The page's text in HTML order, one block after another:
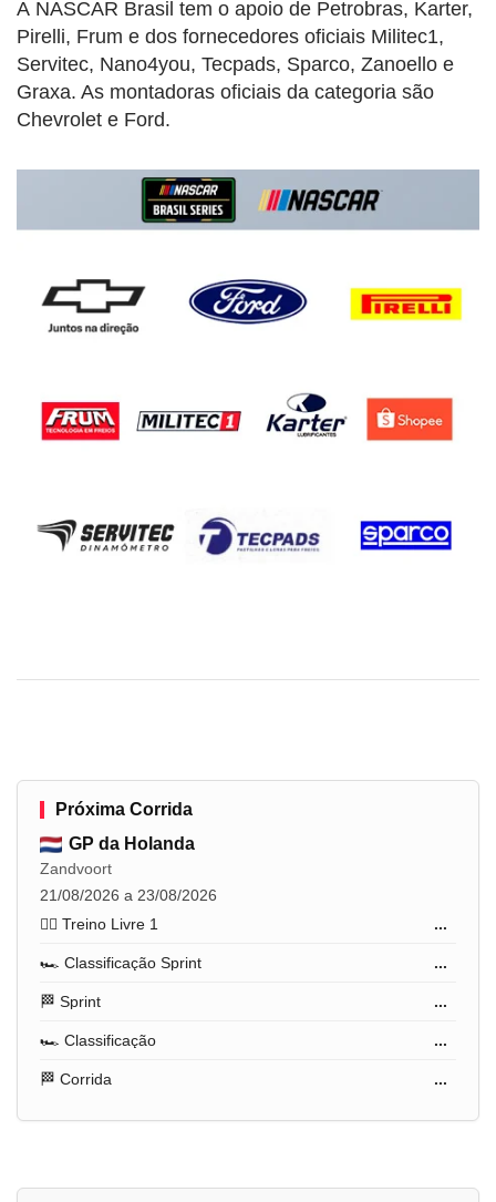
A NASCAR Brasil tem o apoio de Petrobras, Karter,
Pirelli, Frum e dos fornecedores oficiais Militec1,
Servitec, Nano4you, Tecpads, Sparco, Zanoello e
Graxa. As montadoras oficiais da categoria são
Chevrolet e Ford.
Próxima Corrida
GP da Holanda
Zandvoort
21/08/2026 a 23/08/2026
🏋️‍♂️ Treino Livre 1
...
🏎️ Classificação Sprint ...
🏁 Sprint ...
🏎️ Classificação ...
🏁 Corrida ...